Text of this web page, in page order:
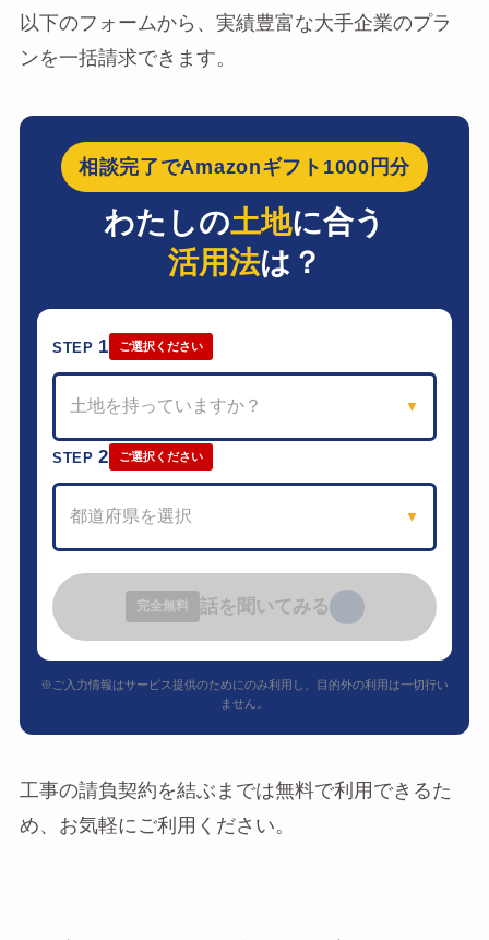
以下のフォームから、実績豊富な大手企業のプラ
ンを一括請求できます。
相談完了でAmazonギフト1000円分
わたしの土地に合う
活用法は？
STEP 1 ご選択ください
土地を持っていますか？ ▼
STEP2 ご選択ください
都道府県を選択 ▼
完全無料 話を聞いてみる
※ご入力情報はサービス提供のためにのみ利用し、目的外の利用は一切行い
ません。
工事の請負契約を結ぶまでは無料で利用できるた
め、お気軽にご利用ください。